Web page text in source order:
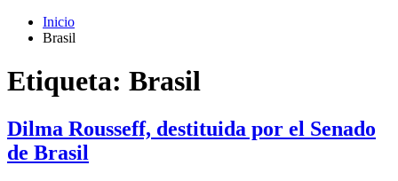
Inicio
Brasil
Etiqueta: Brasil
Dilma Rousseff, destituida por el Senado
de Brasil